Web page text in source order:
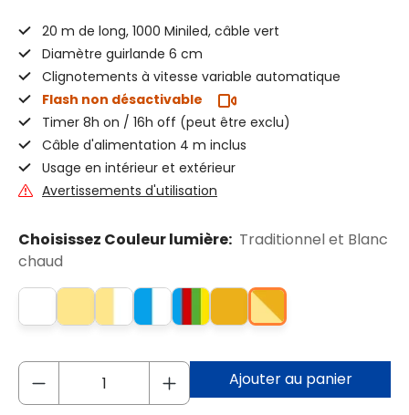
20 m de long, 1000 Miniled, câble vert
Diamètre guirlande 6 cm
Clignotements à vitesse variable automatique
Flash non désactivable
Timer 8h on / 16h off (peut être exclu)
Câble d'alimentation 4 m inclus
Usage en intérieur et extérieur
Avertissements d'utilisation
Choisissez Couleur lumière: Traditionnel et Blanc
chaud
Ajouter au panier